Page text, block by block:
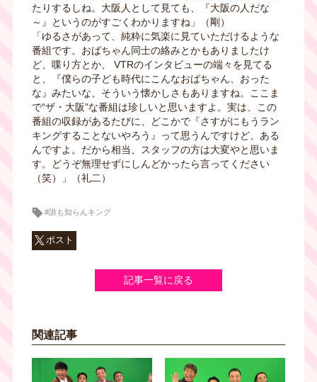
たりするしね。大阪人として見ても、『大阪の人だな
～』というのがすごくわかりますね」（剛）
「ゆるさがあって、純粋に気楽に見ていただけるような
番組です。おばちゃん同士の絡みとかもありましたけ
ど、喋り方とか、 VTRのインタビューの端々を見てる
と、『僕らの子ども時代にこんなおばちゃん、おった
な』みたいな、そういう懐かしさもありますね。ここま
で“ザ・大阪”な番組は珍しいと思いますよ。実は、この
番組の収録があるたびに、どこかで『さすがにもうラン
キングすることないやろう』って思うんですけど、ある
んですよ。だから相当、スタッフの方は大変やと思いま
す。どうぞ無理せずにしんどかったら言ってください
（笑）」（礼二）
#誰も知らんキング
ポスト
記事一覧に戻る
関連記事